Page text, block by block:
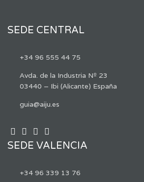
SEDE CENTRAL
+34 96 555 44 75
Avda. de la Industria Nº 23
03440 – Ibi (Alicante) España
guia@aiju.es
SEDE VALENCIA
+34 96 339 13 76